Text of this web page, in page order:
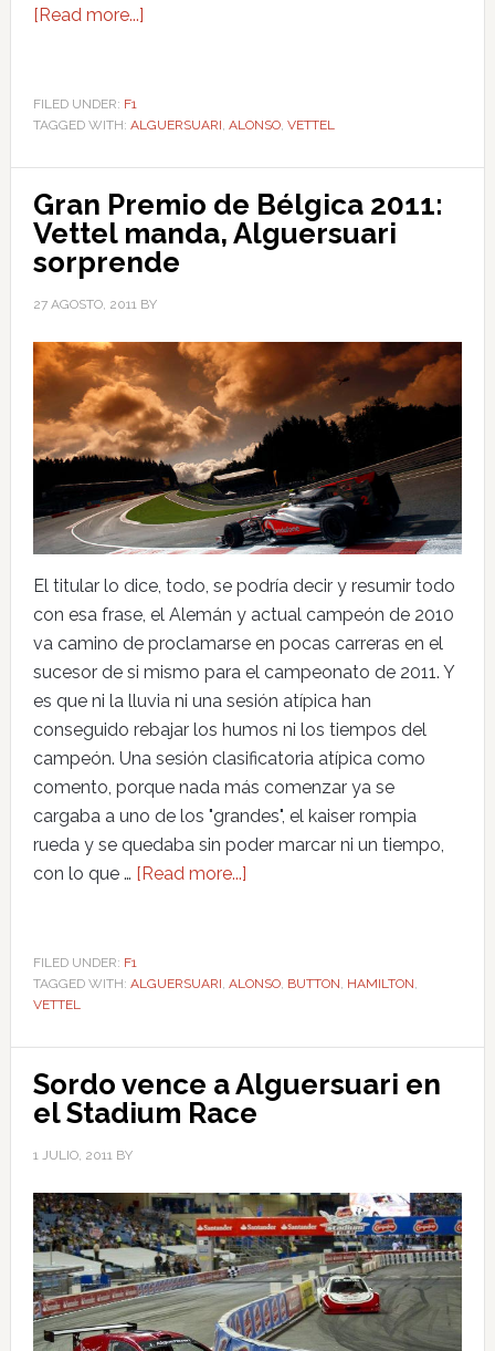
[Read more...]
FILED UNDER: F1
TAGGED WITH: ALGUERSUARI, ALONSO, VETTEL
Gran Premio de Bélgica 2011:
Vettel manda, Alguersuari
sorprende
27 AGOSTO, 2011BY
El titular lo dice, todo, se podría decir y resumir todo
con esa frase, el Alemán y actual campeón de 2010
va camino de proclamarse en pocas carreras en el
sucesor de si mismo para el campeonato de 2011. Y
es que ni la lluvia ni una sesión atípica han
conseguido rebajar los humos ni los tiempos del
campeón. Una sesión clasificatoria atípica como
comento, porque nada más comenzar ya se
cargaba a uno de los "grandes", el kaiser rompia
rueda y se quedaba sin poder marcar ni un tiempo,
con lo que … [Read more...]
FILED UNDER: F1
TAGGED WITH: ALGUERSUARI, ALONSO, BUTTON, HAMILTON,
VETTEL
Sordo vence a Alguersuari en
el Stadium Race
1 JULIO, 2011BY